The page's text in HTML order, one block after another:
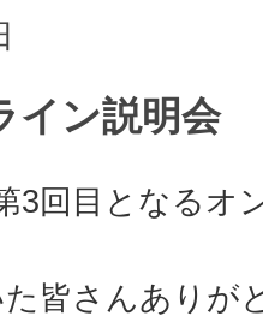
イン説明会
3回目となるオ
皆さんありが